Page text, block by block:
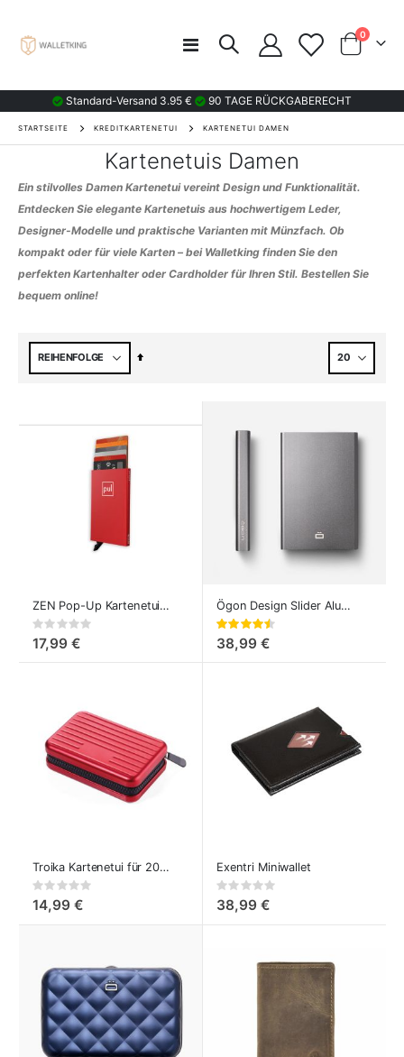
Navigation
0Artikel
Standard-Versand 3.95 € 90 TAGE RÜCKGABERECHT
STARTSEITE KREDITKARTENETUI KARTENETUI DAMEN
Kartenetuis Damen
Ein stilvolles Damen Kartenetui vereint Design und Funktionalität.
Entdecken Sie elegante Kartenetuis aus hochwertigem Leder,
Designer-Modelle und praktische Varianten mit Münzfach. Ob
kompakt oder für viele Karten – bei Walletking finden Sie den
perfekten Kartenhalter oder Cardholder für Ihren Stil. Bestellen Sie
bequem online!
Absteigend
ZEN Pop-Up Kartenetui Rot
Rating:
17,99 €
Ögon Design Slider Aluminum Kartenetui
Bewertung:
38,99 €
Troika Kartenetui für 20 Karten rot
Rating:
14,99 €
Exentri Miniwallet
Rating:
38,99 €